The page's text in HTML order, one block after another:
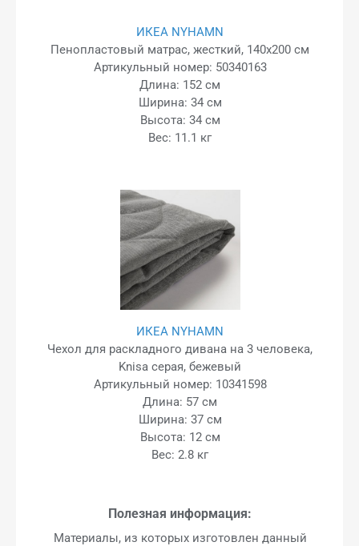
ИКЕА NYHAMN
Пенопластовый матрас, жесткий, 140x200 см
Артикульный номер: 50340163
Длина: 152 см
Ширина: 34 см
Высота: 34 см
Вес: 11.1 кг
ИКЕА NYHAMN
Чехол для раскладного дивана на 3 человека,
Knisa серая, бежевый
Артикульный номер: 10341598
Длина: 57 см
Ширина: 37 см
Высота: 12 см
Вес: 2.8 кг
Полезная информация:
Материалы, из которых изготовлен данный